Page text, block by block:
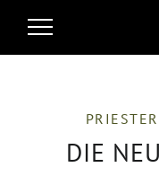
DIE